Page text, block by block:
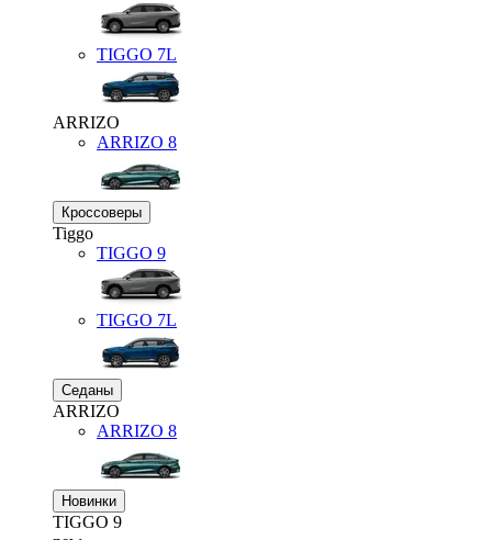
TIGGO 7L
ARRIZO
ARRIZO 8
Кроссоверы
Tiggo
TIGGO 9
TIGGO 7L
Седаны
ARRIZO
ARRIZO 8
Новинки
TIGGO 9